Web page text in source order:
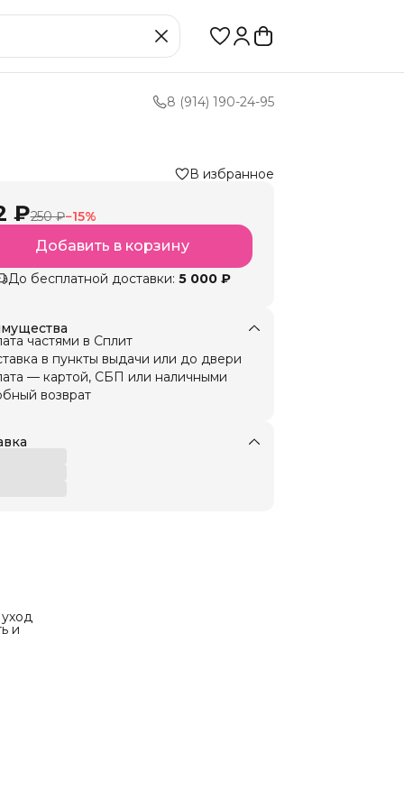
8 (914) 190-24-95
В избранное
₽250 ₽−15%
Добавить в корзину
До бесплатной доставки: 5 000 ₽
частями в Сплит
в пункты выдачи или до двери
— картой, СБП или наличными
возврат
и